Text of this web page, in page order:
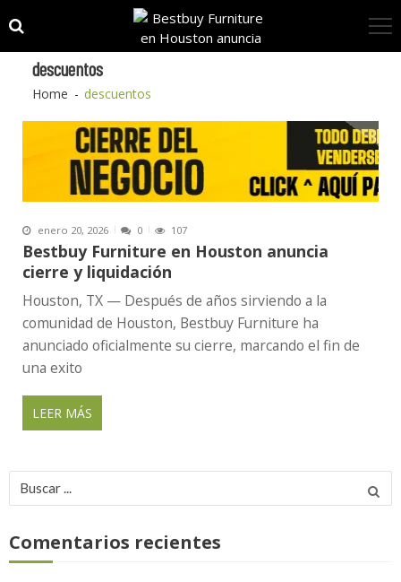
to
navigation
to
content
descuentos
Home descuentos
enero 20, 2026 0 107
Bestbuy Furniture en Houston anuncia
cierre y liquidación
Houston, TX — Después de años sirviendo a la
comunidad de Houston, Bestbuy Furniture ha
anunciado oficialmente su cierre, marcando el fin de
una exito
LEER MÁS
Buscar
por:
Comentarios recientes